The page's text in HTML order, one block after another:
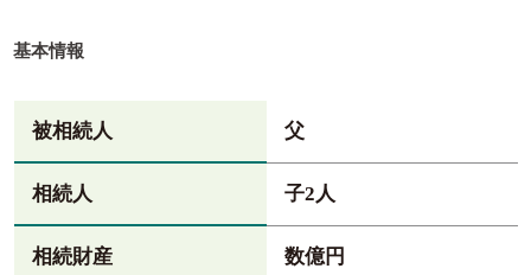
基本情報
被相続人 父
相続人 子2人
相続財産 数億円